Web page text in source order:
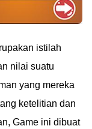
istilah
nilai suatu
yang mereka
ketelitian dan
Game ini dibuat